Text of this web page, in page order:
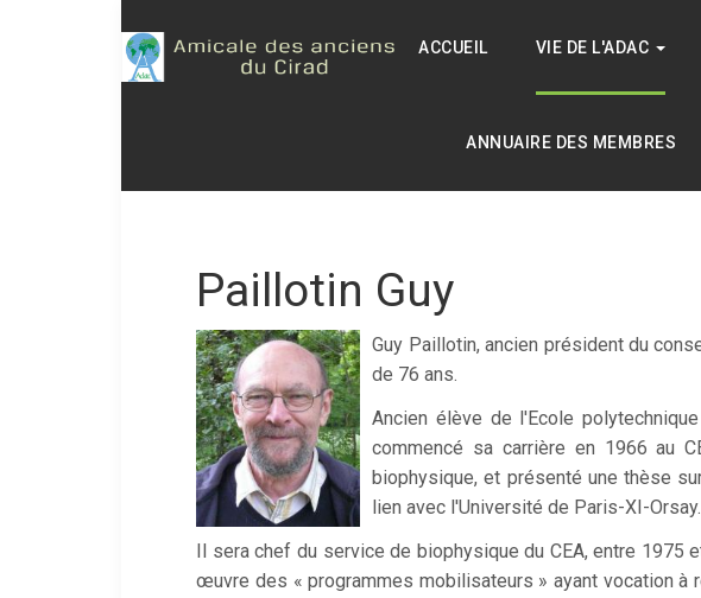
ACCUEIL VIE DE L'ADAC
ANNUAIRE DES MEMBRES
Paillotin Guy
Guy Paillotin, ancien président du
de 76 ans.
Ancien élève de l'Ecole
commencé sa carrière en 1966 au
biophysique, et présenté une thèse
lien avec l'Université de Paris-XI-Orsay.
Il sera chef du service de biophysique du CEA, entre
œuvre des « programmes mobilisateurs » ayant vocation à